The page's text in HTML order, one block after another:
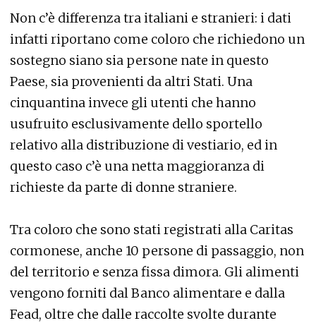
Non c’è differenza tra italiani e stranieri: i dati
infatti riportano come coloro che richiedono un
sostegno siano sia persone nate in questo
Paese, sia provenienti da altri Stati. Una
cinquantina invece gli utenti che hanno
usufruito esclusivamente dello sportello
relativo alla distribuzione di vestiario, ed in
questo caso c’è una netta maggioranza di
richieste da parte di donne straniere.
Tra coloro che sono stati registrati alla Caritas
cormonese, anche 10 persone di passaggio, non
del territorio e senza fissa dimora. Gli alimenti
vengono forniti dal Banco alimentare e dalla
Fead, oltre che dalle raccolte svolte durante